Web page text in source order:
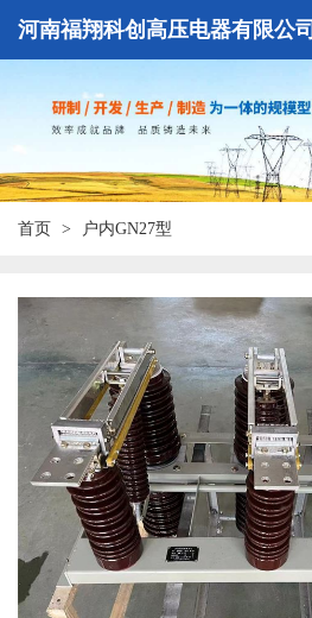
河南福翔科创高压电器有限公司
首页 户内GN27型